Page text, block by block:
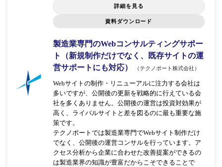
詳細を見る
資料ダウンロード
製造業専門のWebコンサルティングサポー
ト（新規制作だけでなく、既存サイトの運
営サポートにも対応）
（テクノポート株式会社）
Webサイトの制作・リニューアルに注力する会社は
多いですが、公開後の更新を戦略的に行えている会
社を多くありません。公開後の運営は投資対効果が
高く、ライバルサイトと差を図るのに最も重要な施
策です。
テクノポートでは製造業専門でWebサイト制作だけ
でなく、公開後の運営コンサルを行っています。ア
クセス分析から企業に合わせた改善提案ができるの
は製造業界の知識が豊富だからこそできることで